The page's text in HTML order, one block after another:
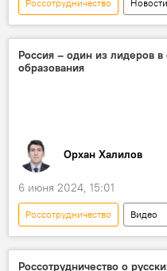
Россотрудничество
Новости
Азербайджан
Россия
Россия – один из лидеров
образования
Орхан Халилов
6 июня 2024, 15:01
Россотрудничество Видео
СНГ
Образование
Азербайджан
Россотрудничество о